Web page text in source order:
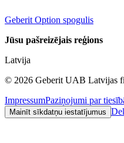
Geberit Option spogulis
Jūsu pašreizējais reģions
Latvija
© 2026 Geberit UAB Latvijas
ImpressumPaziņojumi par
Mainīt sīkdatņu iestatījumus